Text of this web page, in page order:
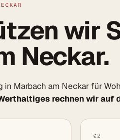
wir
Neckar.
Marbach am Neckar für
rechnen wir auf
02